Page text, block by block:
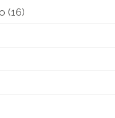
(16)